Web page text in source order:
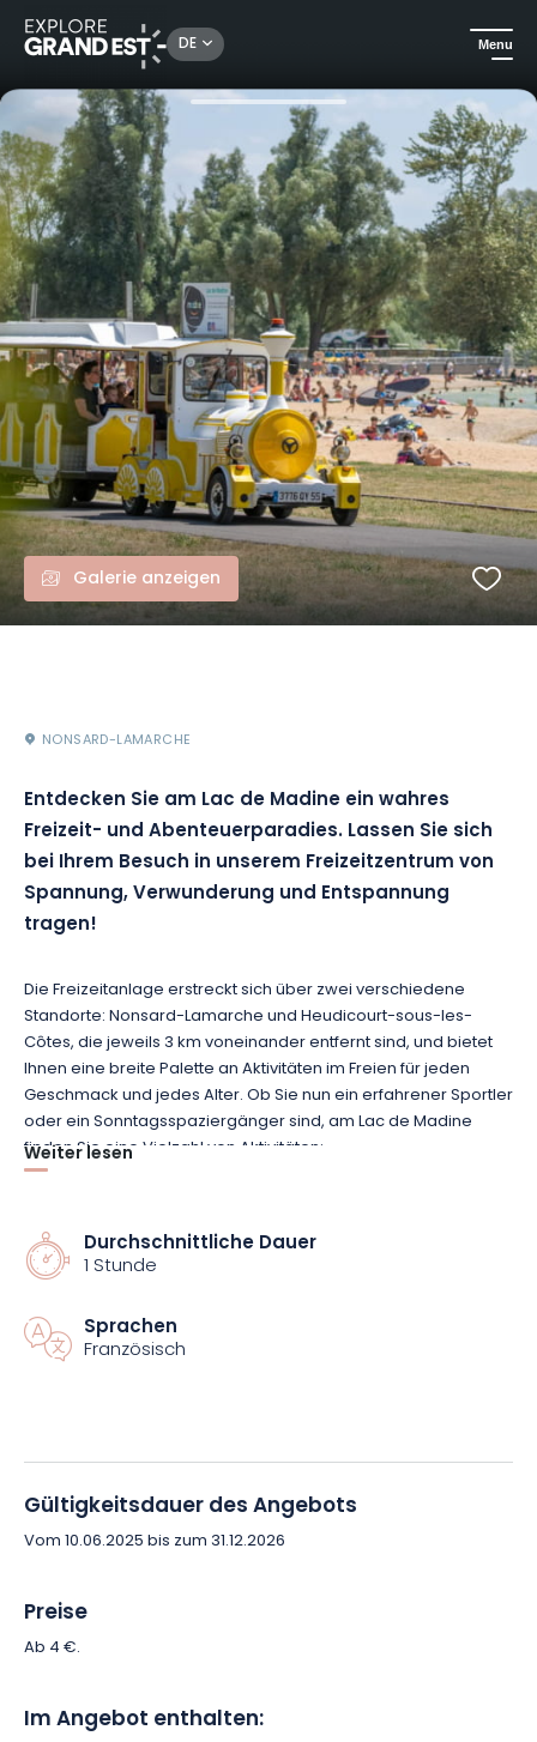
DE Menu
Sehenswertes in der Region Grand Est Viele Aktivitäten am Lac de Madine
Galerie anzeigen
NONSARD-LAMARCHE
Entdecken Sie am Lac de Madine ein wahres
Freizeit- und Abenteuerparadies. Lassen Sie sich
bei Ihrem Besuch in unserem Freizeitzentrum von
Spannung, Verwunderung und Entspannung
tragen!
Die Freizeitanlage erstreckt sich über zwei verschiedene
Standorte: Nonsard-Lamarche und Heudicourt-sous-les-
Côtes, die jeweils 3 km voneinander entfernt sind, und bietet
Ihnen eine breite Palette an Aktivitäten im Freien für jeden
Geschmack und jedes Alter. Ob Sie nun ein erfahrener Sportler
oder ein Sonntagsspaziergänger sind, am Lac de Madine
finden Sie eine Vielzahl von Aktivitäten:
um den See zu umrunden.
zugelassene Golfplätze.
Accrobranche für diejenigen, die den Nervenkitzel
Ausritte, Kutschfahrten, Ponytaufen, Reitkurse und -
praktika.
Ausflugsboot.
Weiter lesen
Durchschnittliche Dauer
1 Stunde
Sprachen
Französisch
Gültigkeitsdauer des Angebots
Vom 10.06.2025 bis zum 31.12.2026
Preise
Ab 4 €.
Im Angebot enthalten: